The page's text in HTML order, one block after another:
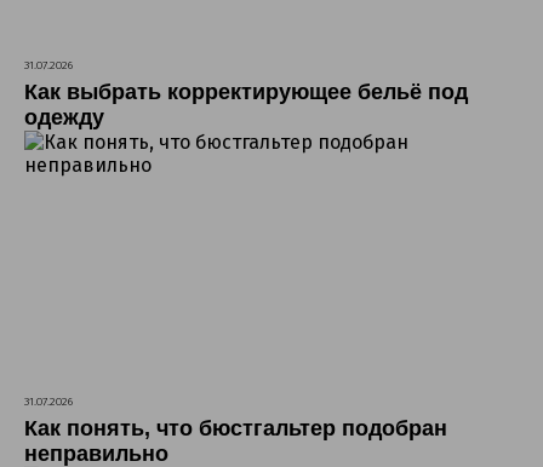
31.07.2026
Как выбрать корректирующее бельё под
одежду
31.07.2026
Как понять, что бюстгальтер подобран
неправильно